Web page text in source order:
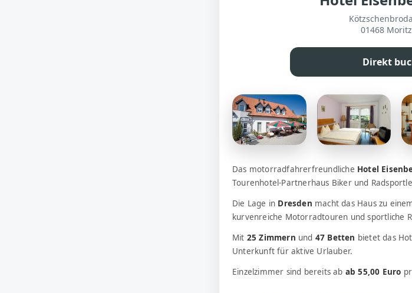
01468
Direkt
Das motorradfahrerfreundliche Hotel
Tourenhotel-Partnerhaus Biker und
Die Lage in Dresden macht das Haus zu
kurvenreiche Motorradtouren und sportliche
Mit 25 Zimmern und 47 Betten bietet das
Unterkunft für aktive Urlauber.
Einzelzimmer sind bereits ab ab 55,00 Euro